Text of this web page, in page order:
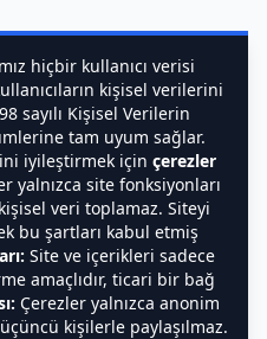
hiçbir kullanıcı verisi
kişisel verilerini
sayılı Kişisel Verilerin
tam uyum sağlar.
iyileştirmek için çerezler
yalnızca site fonksiyonları
veri toplamaz. Siteyi
bu şartları kabul etmiş
Site ve içerikleri sadece
amaçlıdır, ticari bir bağ
Çerezler yalnızca anonim
kişilerle paylaşılmaz.